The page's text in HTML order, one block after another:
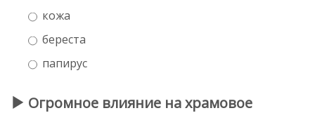
кожа
береста
папирус
Огромное влияние на храмовое